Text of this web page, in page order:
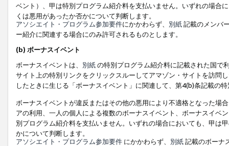
ベント）、甲は特別プログラム紹介料を支払いません。いずれの場合
くは悪用があったか否かについて判断します。
アソシエイト・プログラム参加要件にかかわらず、 別紙記載のメンバ
ー紹介に関連する場合にのみ許可されるものとします。
(b) ボーナスイベント
ボーナスイベントは、 別紙の特別プログラム紹介料に記載された国で
サイト上の特別リンクをクリックスルーしてアマゾン・サイトを訪問
したときに生じる「ボーナスイベント」に関連して、第4(b)条記載の
ボーナスイベントが違反またはその他の悪用により不適格となった場
アの利用、一人の個人による複数のボーナスイベント、ボーナスイベ
別プログラム紹介料を支払いません。いずれの場合においても、甲は
かについて判断します。
アソシエイト・プログラム参加要件 にかかわらず、 別紙記載のボーナ